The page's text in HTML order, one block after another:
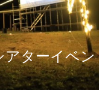
View All
辻
ターイベン